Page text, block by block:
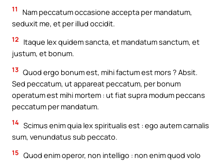
11
Nam peccatum occasione accepta per mandatum,
seduxit me, et per illud occidit.
12
Itaque lex quidem sancta, et mandatum sanctum, et
justum, et bonum.
13 Quod ergo bonum est, mihi factum est mors ? Absit.
Sed peccatum, ut appareat peccatum, per bonum
operatum est mihi mortem : ut fiat supra modum peccans
peccatum per mandatum.
14 Scimus enim quia lex spiritualis est : ego autem carnalis
sum, venundatus sub peccato.
15 Quod enim operor, non intelligo : non enim quod volo